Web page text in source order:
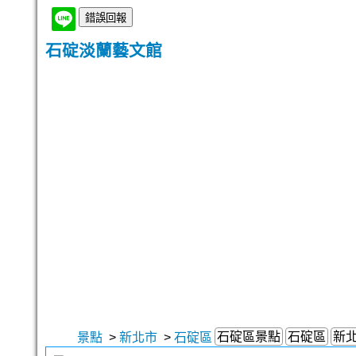
石碇淡蘭藝文館
景點 > 新北市 > 石碇區 石碇區景點 石碇區 新